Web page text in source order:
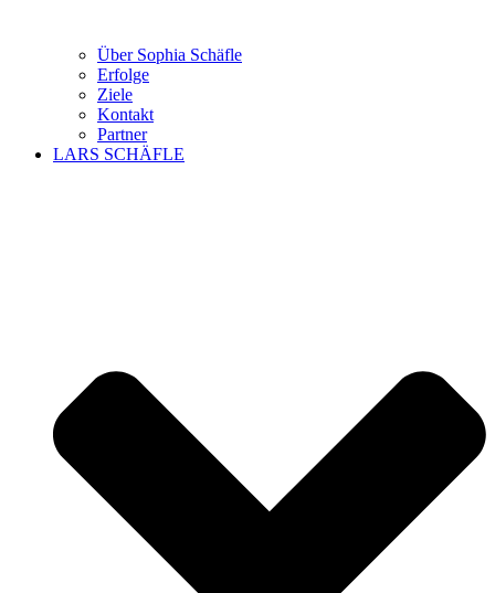
Über Sophia Schäfle
Erfolge
Ziele
Kontakt
Partner
LARS SCHÄFLE